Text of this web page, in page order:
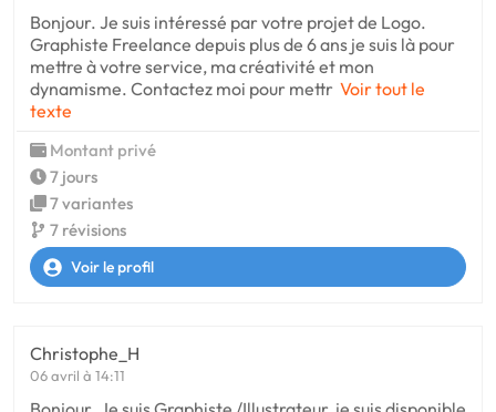
Bonjour. Je suis intéressé par votre projet de Logo.
Graphiste Freelance depuis plus de 6 ans je suis là pour
mettre à votre service, ma créativité et mon
dynamisme. Contactez moi pour mettr Voir tout le
texte
Montant privé
7 jours
7 variantes
7 révisions
Voir le profil
Christophe_H
06 avril à 14:11